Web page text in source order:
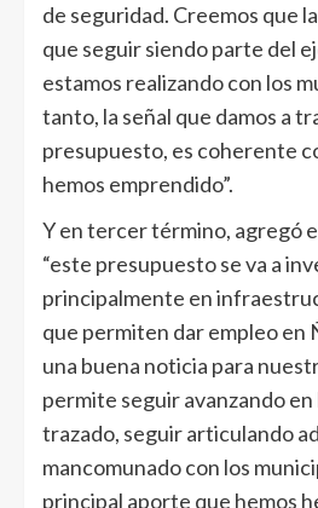
de seguridad. Creemos que
que seguir siendo parte del
estamos realizando con los
tanto, la señal que damos a
presupuesto, es coherente
hemos emprendido”.
Y en tercer término, agregó
“este presupuesto se va a
principalmente en
que permiten dar empleo en
una buena noticia para
permite seguir avanzando en
trazado, seguir articulando
mancomunado con los
principal aporte que hemos